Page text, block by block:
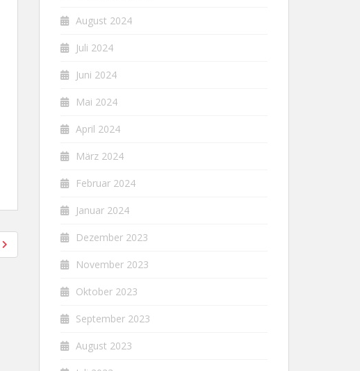
August 2024
Juli 2024
Juni 2024
Mai 2024
April 2024
März 2024
Februar 2024
Januar 2024
Dezember 2023
November 2023
Oktober 2023
September 2023
August 2023